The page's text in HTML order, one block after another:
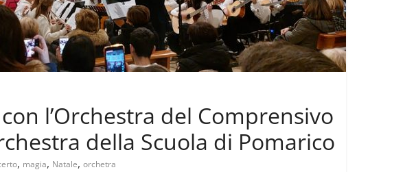
l’Orchestra del Comprensivo
della Scuola di Pomarico
, magia, Natale, orchetra